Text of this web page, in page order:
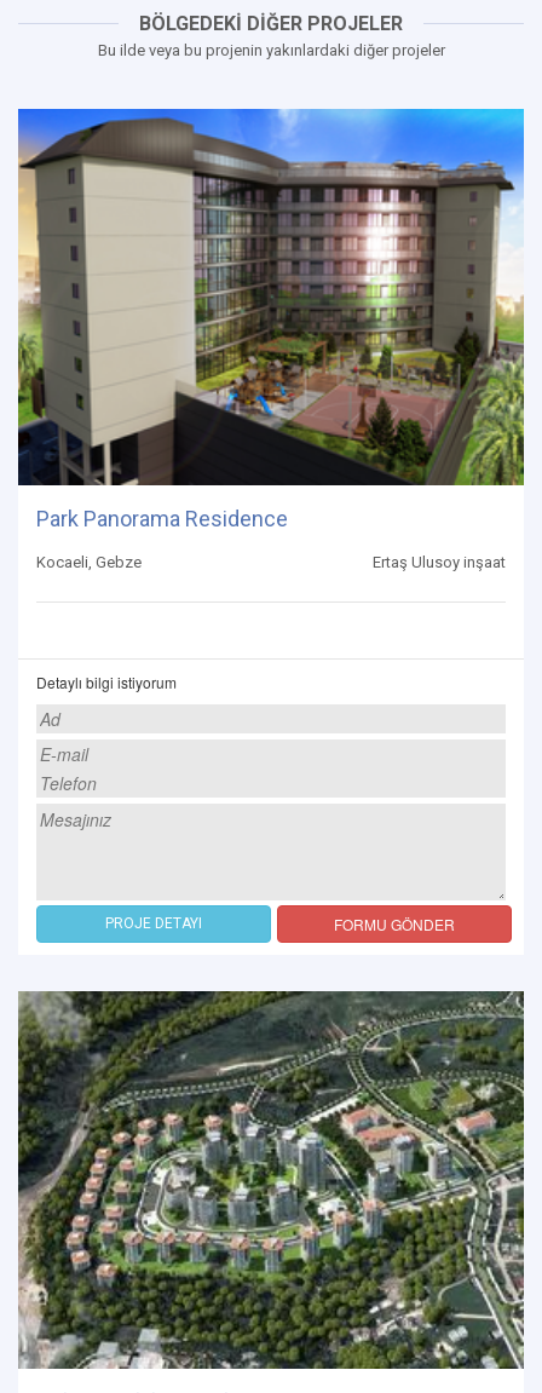
BÖLGEDEKİ DİĞER PROJELER
Bu ilde veya bu projenin yakınlardaki diğer projeler
Park Panorama Residence
Kocaeli, Gebze Ertaş Ulusoy inşaat
Detaylı bilgi istiyorum
PROJE DETAYI FORMU GÖNDER